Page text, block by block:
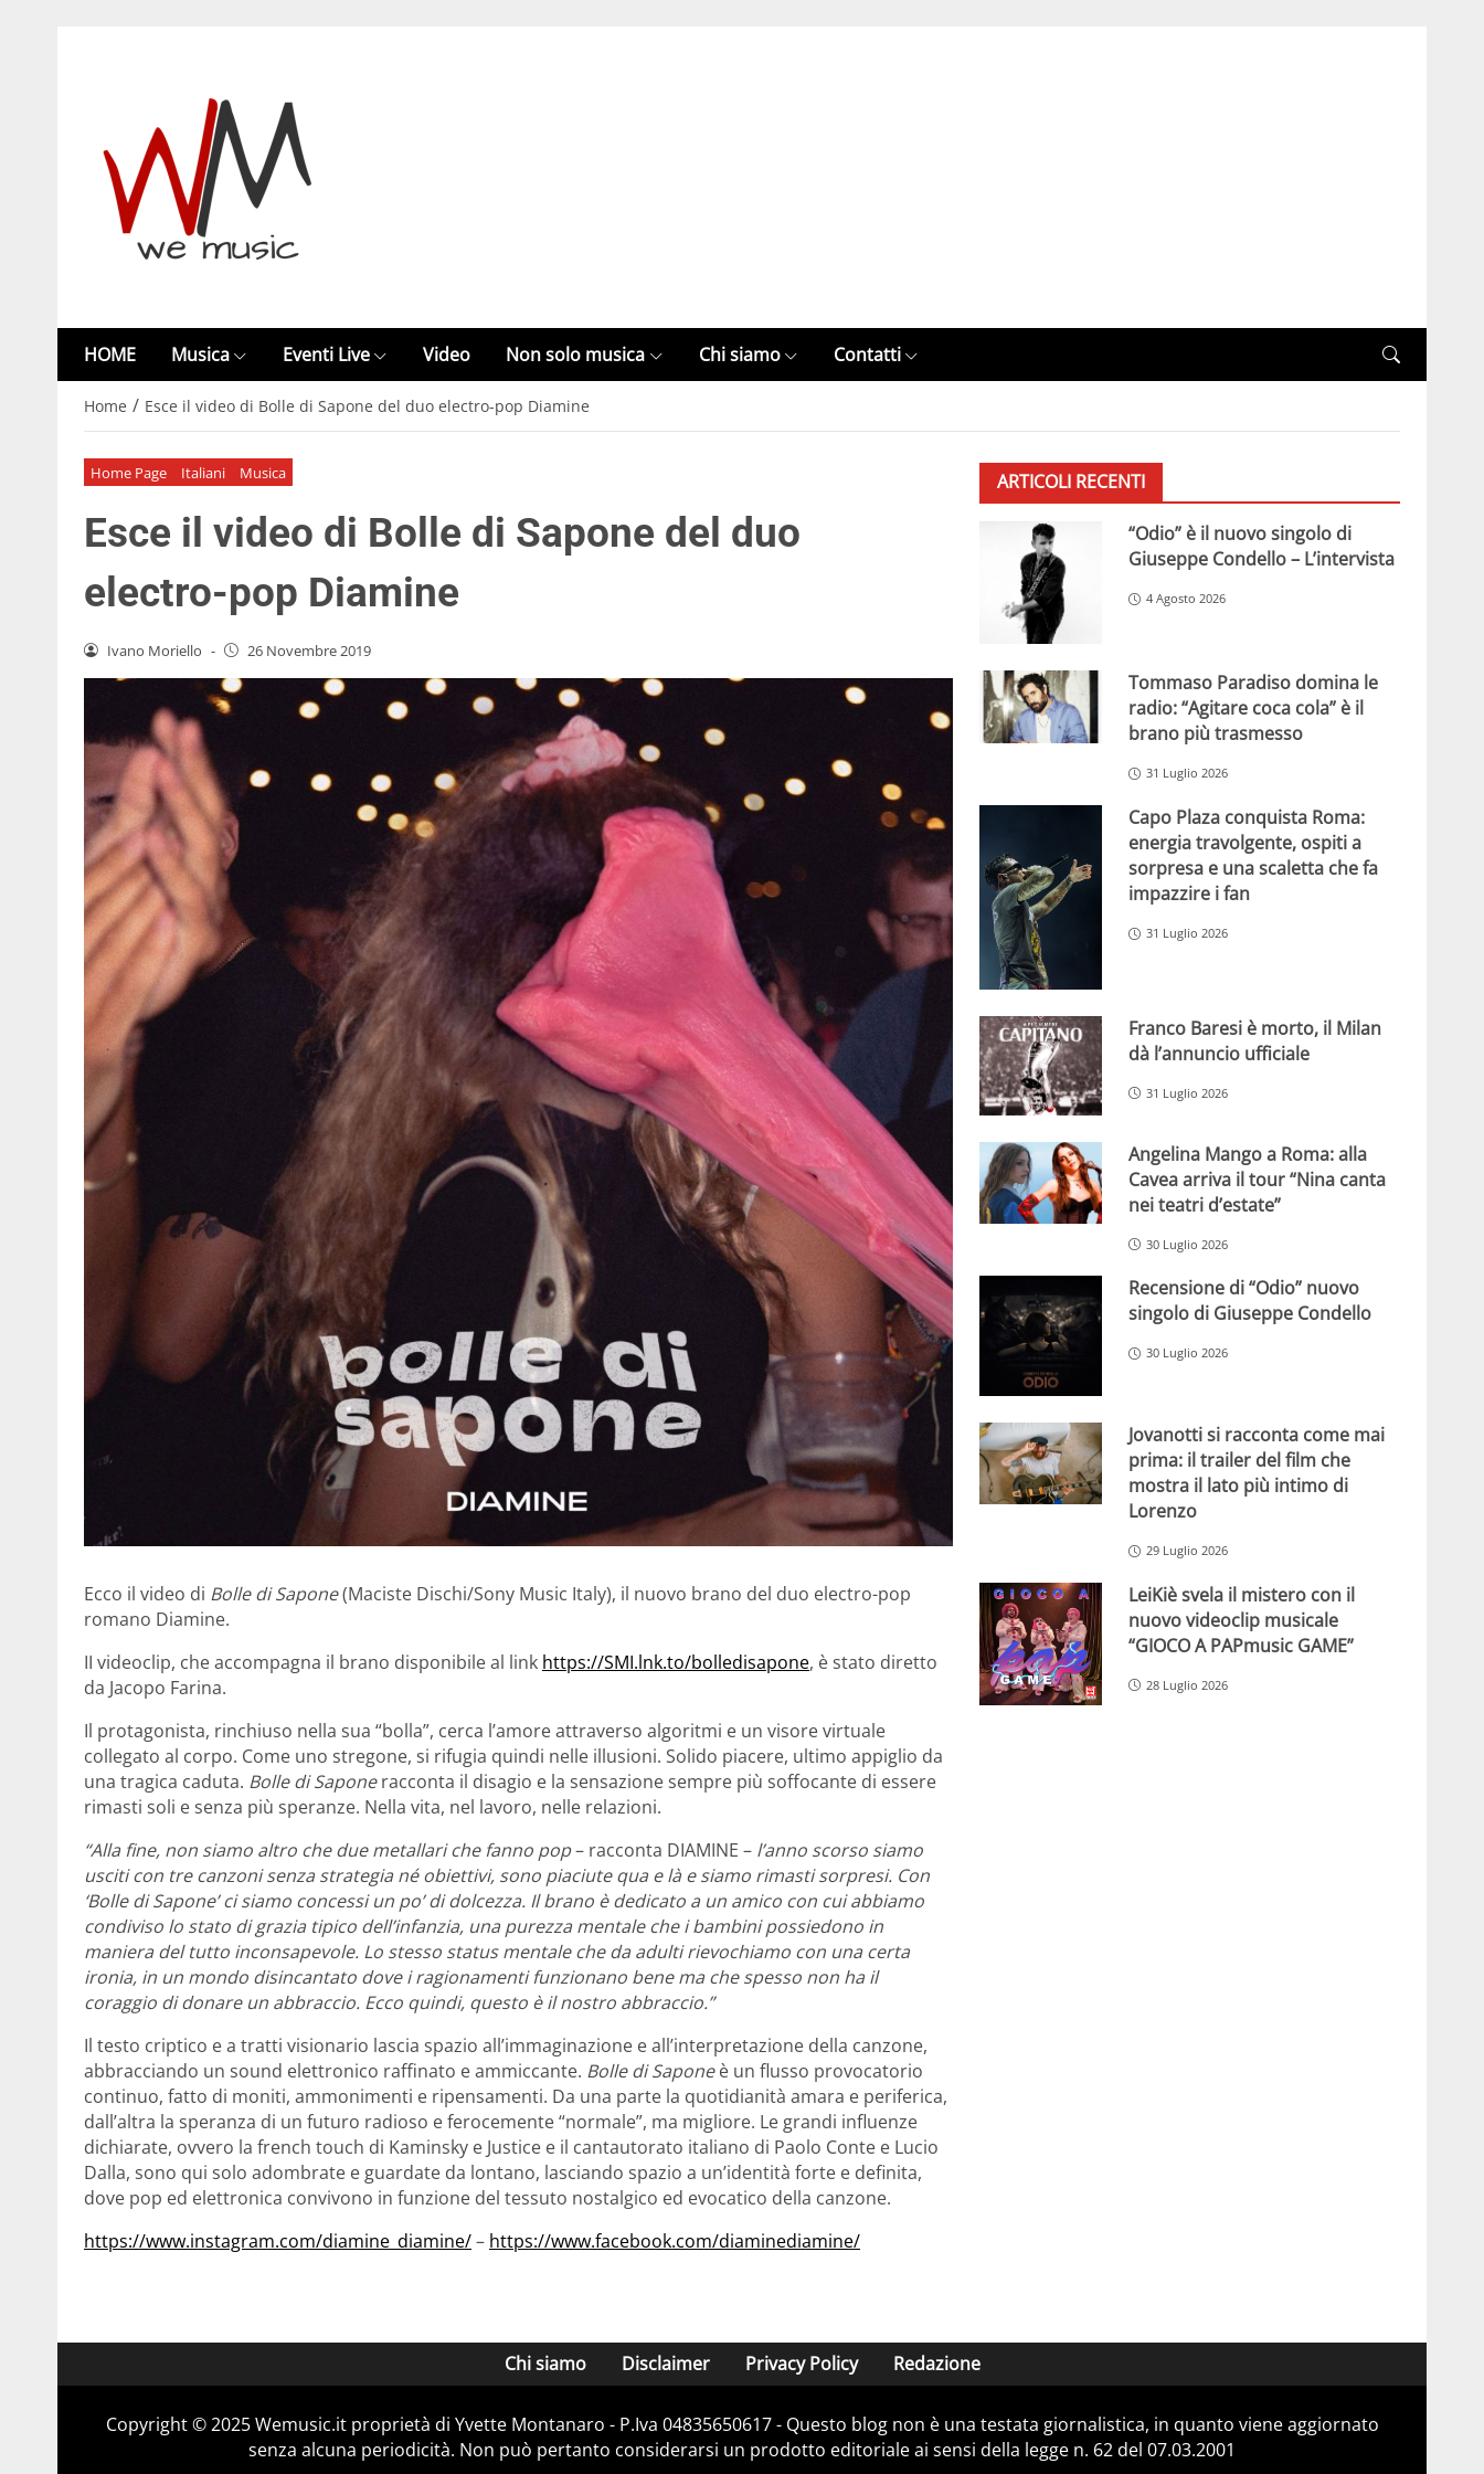
HOME Musica Eventi Live Video Non solo musica Chi siamo Contatti
Home / Esce il video di Bolle di Sapone del duo electro-pop Diamine
Home Page Italiani Musica
Esce il video di Bolle di Sapone del duo
electro-pop Diamine
Ivano Moriello - 26 Novembre 2019
Ecco il video di Bolle di Sapone(Maciste Dischi/Sony Music Italy), il nuovo brano del duo electro-pop
romano Diamine.
II videoclip, che accompagna il brano disponibile al link https://SMI.lnk.to/bolledisapone, è stato diretto
da Jacopo Farina.
Il protagonista, rinchiuso nella sua “bolla”, cerca l’amore attraverso algoritmi e un visore virtuale
collegato al corpo. Come uno stregone, si rifugia quindi nelle illusioni. Solido piacere, ultimo appiglio da
una tragica caduta. Bolle di Saponeracconta il disagio e la sensazione sempre più soffocante di essere
rimasti soli e senza più speranze. Nella vita, nel lavoro, nelle relazioni.
“Alla fine, non siamo altro che due metallari che fanno pop– racconta DIAMINE – l’anno scorso siamo
usciti con tre canzoni senza strategia né obiettivi, sono piaciute qua e là e siamo rimasti sorpresi. Con
‘Bolle di Sapone’ ci siamo concessi un po’ di dolcezza. Il brano è dedicato a un amico con cui abbiamo
condiviso lo stato di grazia tipico dell’infanzia, una purezza mentale che i bambini possiedono in
maniera del tutto inconsapevole. Lo stesso status mentale che da adulti rievochiamo con una certa
ironia, in un mondo disincantato dove i ragionamenti funzionano bene ma che spesso non ha il
coraggio di donare un abbraccio. Ecco quindi, questo è il nostro abbraccio.”
Il testo criptico e a tratti visionario lascia spazio all’immaginazione e all’interpretazione della canzone,
abbracciando un sound elettronico raffinato e ammiccante. Bolle di Saponeè un flusso provocatorio
continuo, fatto di moniti, ammonimenti e ripensamenti. Da una parte la quotidianità amara e periferica,
dall’altra la speranza di un futuro radioso e ferocemente “normale”, ma migliore. Le grandi influenze
dichiarate, ovvero la french touch di Kaminsky e Justice e il cantautorato italiano di Paolo Conte e Lucio
Dalla, sono qui solo adombrate e guardate da lontano, lasciando spazio a un’identità forte e definita,
dove pop ed elettronica convivono in funzione del tessuto nostalgico ed evocatico della canzone.
https://www.instagram.com/diamine_diamine/– https://www.facebook.com/diaminediamine/
ARTICOLI RECENTI
“Odio” è il nuovo singolo di
Giuseppe Condello – L’intervista
4 Agosto 2026
Tommaso Paradiso domina le
radio: “Agitare coca cola” è il
brano più trasmesso
31 Luglio 2026
Capo Plaza conquista Roma:
energia travolgente, ospiti a
sorpresa e una scaletta che fa
impazzire i fan
31 Luglio 2026
Franco Baresi è morto, il Milan
dà l’annuncio ufficiale
31 Luglio 2026
Angelina Mango a Roma: alla
Cavea arriva il tour “Nina canta
nei teatri d’estate”
30 Luglio 2026
Recensione di “Odio” nuovo
singolo di Giuseppe Condello
30 Luglio 2026
Jovanotti si racconta come mai
prima: il trailer del film che
mostra il lato più intimo di
Lorenzo
29 Luglio 2026
LeiKiè svela il mistero con il
nuovo videoclip musicale
“GIOCO A PAPmusic GAME”
28 Luglio 2026
Chi siamo Disclaimer Privacy Policy Redazione
Copyright © 2025 Wemusic.it proprietà di Yvette Montanaro - P.Iva 04835650617 - Questo blog non è una testata giornalistica, in quanto viene aggiornato
senza alcuna periodicità. Non può pertanto considerarsi un prodotto editoriale ai sensi della legge n. 62 del 07.03.2001